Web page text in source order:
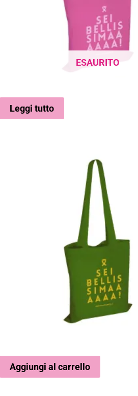
ESAURITO
Leggi tutto
Aggiungi al carrello